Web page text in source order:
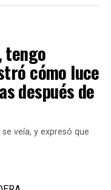
debe permanecer
el descanso y
tener en la entrada
el camino.
una sensación de
entre las que se
Marruecos,
Perú, Suecia
de 14 jefes de
Paraguay; José
de
de Honduras;
del
tengo
cómo luce
después de
veía, y expresó que